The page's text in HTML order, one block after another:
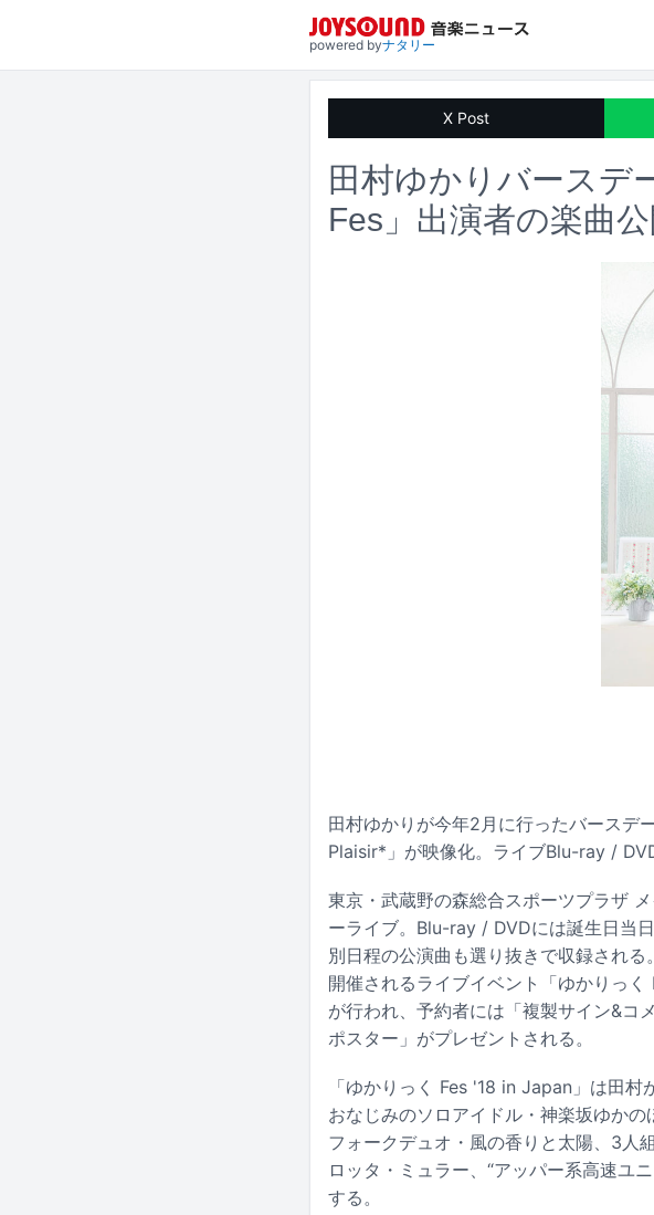
powered byナタリー
X Post
田村ゆかりバースデ
Fes」出演者の楽曲公
田村ゆかりが今年2月に行ったバース
Plaisir*」が映像化。ライブBlu-ray /
東京・武蔵野の森総合スポーツプラザ
ーライブ。Blu-ray / DVDには誕生日当
別日程の公演曲も選り抜きで収録され
開催されるライブイベント「ゆかりっ
が行われ、予約者には「複製サイン&コ
ポスター」がプレゼントされる。
「ゆかりっく Fes '18 in Japan」は田
おなじみのソロアイドル・神楽坂ゆか
フォークデュオ・風の香りと太陽、3人
ロッタ・ミュラー、“アッパー系高速ユ
する。